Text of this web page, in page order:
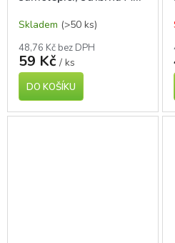
Skladem (>50 ks)
48,76 Kč bez DPH
59 Kč / ks
DO KOŠÍKU